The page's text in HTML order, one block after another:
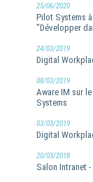
25/06/2020
Pilot Systems
"Développer
24/03/2019
Digital
08/03/2019
Aware IM sur
Systems
03/03/2019
Digital
20/03/2018
Salon Intranet